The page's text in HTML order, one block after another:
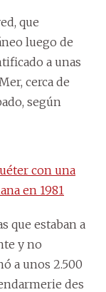
que
luego de
a unas
cerca de
según
con una
en 1981
que estaban a
y no
a unos 2.500
des